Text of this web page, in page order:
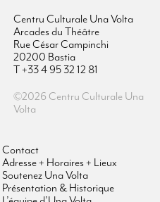
Centru Culturale Una Volta
Arcades du Théâtre
Rue César Campinchi
20200 Bastia
T +33 4 95 32 12 81
©2026 Centru Culturale Una
Volta
Contact
Adresse + Horaires + Lieux
Soutenez Una Volta
Présentation & Historique